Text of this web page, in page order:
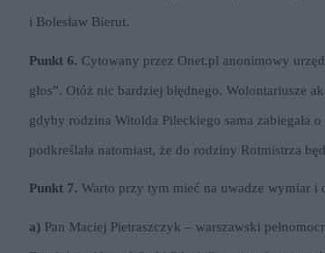
i Bolesław Bierut.
Punkt 6. Cytowany przez Onet.pl anonimowy
głos”. Otóż nic bardziej błędnego. Wolontariusze
gdyby rodzina Witolda Pileckiego sama zabiegała
podkreślała natomiast, że do rodziny Rotmistrza
Punkt 7. Warto przy tym mieć na uwadze wymiar
a) Pan Maciej Pietraszczyk – warszawski